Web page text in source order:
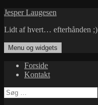
Hop
indhold
Jesper Laugesen
Lidt af hvert… efterhånden ;)
Menu og widgets
Forside
Kontakt
Søg
efter: